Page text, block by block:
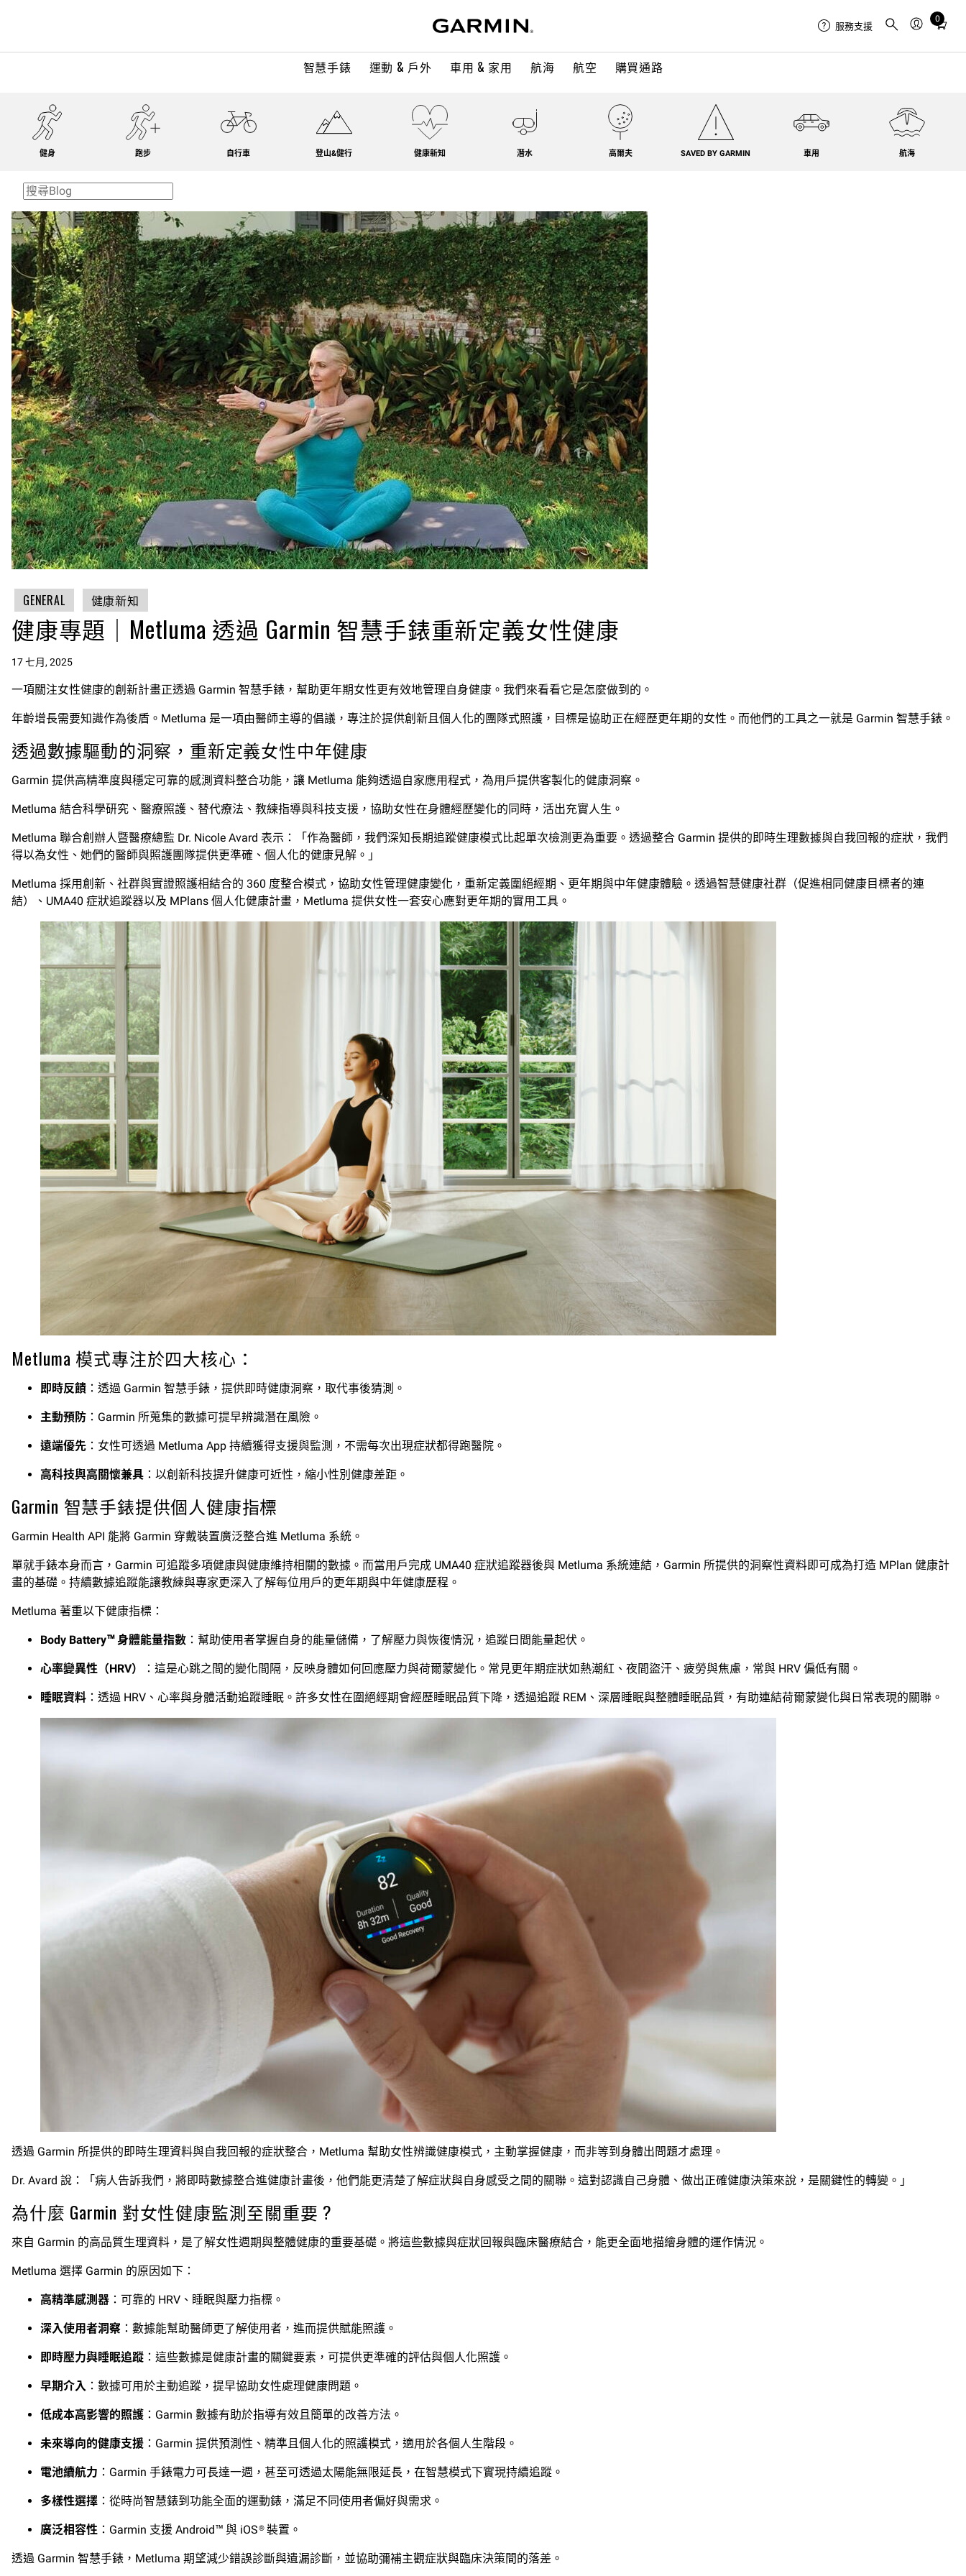
智慧手錶 運動 & 戶外 車用 & 家用 航海 航空 購買通路
服務支援
0
Total
in
健身 跑步 自行車 登山&健行 健康新知 潛水 高爾夫 SAVED BY GARMIN 車用 航海
GENERAL 健康新知
健康專題｜Metluma 透過 Garmin 智慧手錶重新定義女性健康
17 七月, 2025
一項關注女性健康的創新計畫正透過 Garmin 智慧手錶，幫助更年期女性更有效地管理自身健康。我們來看看它是怎麼做到的。
年齡增長需要知識作為後盾。Metluma 是一項由醫師主導的倡議，專注於提供創新且個人化的團隊式照護，目標是協助正在經歷更年期的女性。而他們的工具之一就是 Garmin 智慧手錶。
透過數據驅動的洞察，重新定義女性中年健康
Garmin 提供高精準度與穩定可靠的感測資料整合功能，讓 Metluma 能夠透過自家應用程式，為用戶提供客製化的健康洞察。
Metluma 結合科學研究、醫療照護、替代療法、教練指導與科技支援，協助女性在身體經歷變化的同時，活出充實人生。
Metluma 聯合創辦人暨醫療總監 Dr. Nicole Avard 表示：「作為醫師，我們深知長期追蹤健康模式比起單次檢測更為重要。透過整合 Garmin 提供的即時生理數據與自我回報的症狀，我們
得以為女性、她們的醫師與照護團隊提供更準確、個人化的健康見解。」
Metluma 採用創新、社群與實證照護相結合的 360 度整合模式，協助女性管理健康變化，重新定義圍絕經期、更年期與中年健康體驗。透過智慧健康社群（促進相同健康目標者的連
結）、UMA40 症狀追蹤器以及 MPlans 個人化健康計畫，Metluma 提供女性一套安心應對更年期的實用工具。
Metluma 模式專注於四大核心：
即時反饋 ：透過 Garmin 智慧手錶，提供即時健康洞察，取代事後猜測。
主動預防 ：Garmin 所蒐集的數據可提早辨識潛在風險。
遠端優先 ：女性可透過 Metluma App 持續獲得支援與監測，不需每次出現症狀都得跑醫院。
高科技與高關懷兼具 ：以創新科技提升健康可近性，縮小性別健康差距。
Garmin 智慧手錶提供個人健康指標
Garmin Health API 能將 Garmin 穿戴裝置廣泛整合進 Metluma 系統。
單就手錶本身而言，Garmin 可追蹤多項健康與健康維持相關的數據。而當用戶完成 UMA40 症狀追蹤器後與 Metluma 系統連結，Garmin 所提供的洞察性資料即可成為打造 MPlan 健康計
畫的基礎。持續數據追蹤能讓教練與專家更深入了解每位用戶的更年期與中年健康歷程。
Metluma 著重以下健康指標：
Body Battery™ 身體能量指數 ：幫助使用者掌握自身的能量儲備，了解壓力與恢復情況，追蹤日間能量起伏。
心率變異性（HRV） ：這是心跳之間的變化間隔，反映身體如何回應壓力與荷爾蒙變化。常見更年期症狀如熱潮紅、夜間盜汗、疲勞與焦慮，常與 HRV 偏低有關。
睡眠資料 ：透過 HRV、心率與身體活動追蹤睡眠。許多女性在圍絕經期會經歷睡眠品質下降，透過追蹤 REM、深層睡眠與整體睡眠品質，有助連結荷爾蒙變化與日常表現的關聯。
透過 Garmin 所提供的即時生理資料與自我回報的症狀整合，Metluma 幫助女性辨識健康模式，主動掌握健康，而非等到身體出問題才處理。
Dr. Avard 說：「病人告訴我們，將即時數據整合進健康計畫後，他們能更清楚了解症狀與自身感受之間的關聯。這對認識自己身體、做出正確健康決策來說，是關鍵性的轉變。」
為什麼 Garmin 對女性健康監測至關重要 ?
來自 Garmin 的高品質生理資料，是了解女性週期與整體健康的重要基礎。將這些數據與症狀回報與臨床醫療結合，能更全面地描繪身體的運作情況。
Metluma 選擇 Garmin 的原因如下：
高精準感測器 ：可靠的 HRV、睡眠與壓力指標。
深入使用者洞察 ：數據能幫助醫師更了解使用者，進而提供賦能照護。
即時壓力與睡眠追蹤 ：這些數據是健康計畫的關鍵要素，可提供更準確的評估與個人化照護。
早期介入 ：數據可用於主動追蹤，提早協助女性處理健康問題。
低成本高影響的照護 ：Garmin 數據有助於指導有效且簡單的改善方法。
未來導向的健康支援 ：Garmin 提供預測性、精準且個人化的照護模式，適用於各個人生階段。
電池續航力 ：Garmin 手錶電力可長達一週，甚至可透過太陽能無限延長，在智慧模式下實現持續追蹤。
多樣性選擇 ：從時尚智慧錶到功能全面的運動錶，滿足不同使用者偏好與需求。
廣泛相容性 ：Garmin 支援 Android™ 與 iOS® 裝置。
透過 Garmin 智慧手錶，Metluma 期望減少錯誤診斷與遺漏診斷，並協助彌補主觀症狀與臨床決策間的落差。